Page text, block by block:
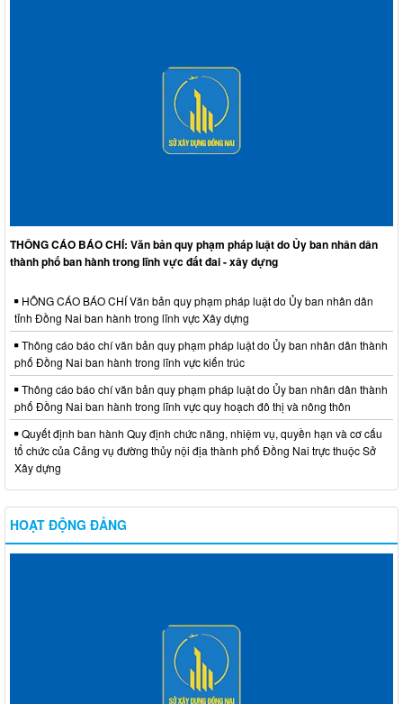
THÔNG CÁO BÁO CHÍ: Văn bản quy phạm pháp luật do Ủy ban nhân dân
thành phố ban hành trong lĩnh vực đất đai - xây dựng
HÔNG CÁO BÁO CHÍ Văn bản quy phạm pháp luật do Ủy ban nhân dân
tỉnh Đồng Nai ban hành trong lĩnh vực Xây dựng
Thông cáo báo chí văn bản quy phạm pháp luật do Ủy ban nhân dân thành
phố Đồng Nai ban hành trong lĩnh vực kiến trúc
Thông cáo báo chí văn bản quy phạm pháp luật do Ủy ban nhân dân thành
phố Đồng Nai ban hành trong lĩnh vực quy hoạch đô thị và nông thôn
Quyết định ban hành Quy định chức năng, nhiệm vụ, quyền hạn và cơ cấu
tổ chức của Cảng vụ đường thủy nội địa thành phố Đồng Nai trực thuộc Sở
Xây dựng
HOẠT ĐỘNG ĐẢNG